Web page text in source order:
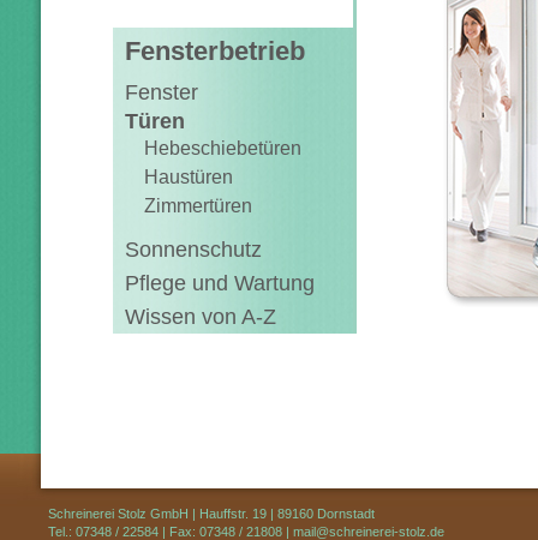
Fensterbetrieb
Fenster
Türen
Hebeschiebetüren
Haustüren
Zimmertüren
Sonnenschutz
Pflege und Wartung
Wissen von A-Z
Schreinerei Stolz GmbH | Hauffstr. 19 | 89160 Dornstadt
Tel.: 07348 / 22584 | Fax: 07348 / 21808 | mail@schreinerei-stolz.de